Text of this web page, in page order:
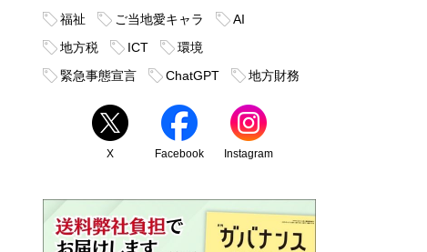
福祉
ご当地愛キャラ
AI
地方税
ICT
環境
緊急事態宣言
ChatGPT 地方財務
X Facebook Instagram